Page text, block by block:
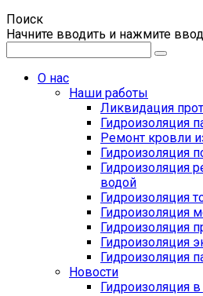
Поиск
Начните вводить и нажмите
О нас
Наши работы
Ликвидация
Гидроизоляция
Ремонт кровли
Гидроизоляция
Гидроизоляция
водой
Гидроизоляция
Гидроизоляция
Гидроизоляция
Гидроизоляция
Гидроизоляция
Новости
Гидроизоляция